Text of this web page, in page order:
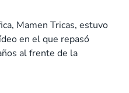
Mamen Tricas, estuvo
en el que repasó
al frente de la